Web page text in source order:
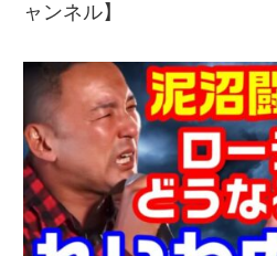
ャンネル】